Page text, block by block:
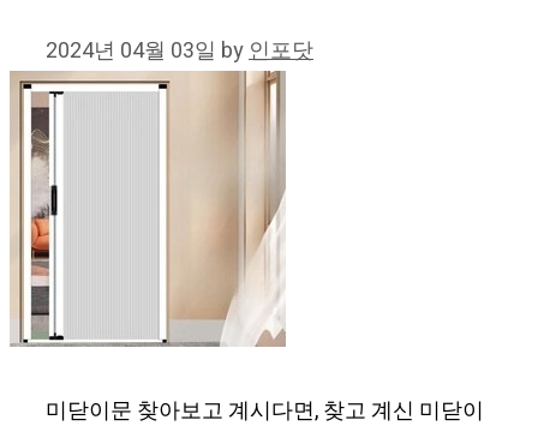
2024년 04월 03일 by인포닷
미닫이문 찾아보고 계시다면, 찾고 계신 미닫이